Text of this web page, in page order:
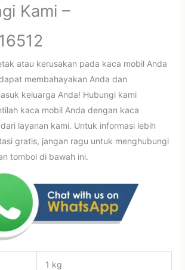
Kami –
atau kerusakan pada kaca mobil Anda
membahayakan Anda dan
keluarga Anda! Hubungi kami
kaca mobil Anda dengan kaca
layanan kami. Untuk informasi lebih
gratis, jangan ragu untuk menghubungi
tombol di bawah ini.
1 kg